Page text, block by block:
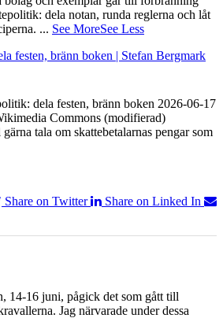
dela notan, runda reglerna och låt
... See MoreSee Less
festen, bränn boken | Stefan Bergmark
dela festen, bränn boken 2026-06-17
Commons (modifierad)
tala om skattebetalarnas pengar som
Share on Twitter
Share on Linked In
14-16 juni, pågick det som gått till
Jag närvarade under dessa